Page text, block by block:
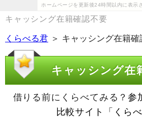
ホームページを更新後24時間以内に表示
キャッシング在籍確認不要
くらべる君 ＞ キャッシング在籍確
キャッシング在
借りる前にくらべてみる？参
比較サイト「くらべ